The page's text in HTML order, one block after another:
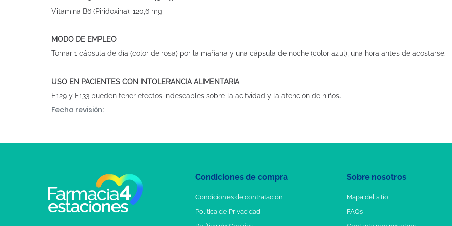
Vitamina B6 (Piridoxina): 120,6 mg
MODO DE EMPLEO
Tomar 1 cápsula de día (color de rosa) por la mañana y una cápsula de noche (color azul), una hora antes de acostarse.
USO EN PACIENTES CON INTOLERANCIA ALIMENTARIA
E129 y E133 pueden tener efectos indeseables sobre la acitvidad y la atención de niños.
Fecha revisión:
Condiciones de compra
Condiciones de contratación
Política de Privacidad
Sobre nosotros
Mapa del sitio
FAQs